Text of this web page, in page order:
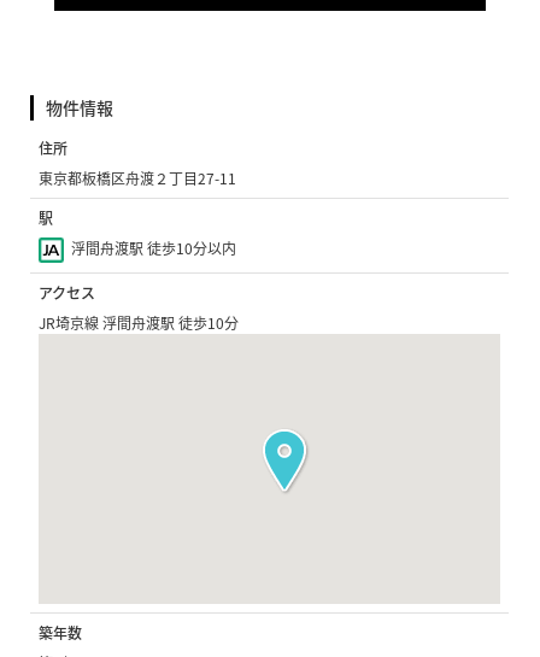
物件情報
住所
東京都板橋区舟渡２丁目27-11
駅
浮間舟渡駅 徒歩10分以内
アクセス
JR埼京線 浮間舟渡駅 徒歩10分
築年数